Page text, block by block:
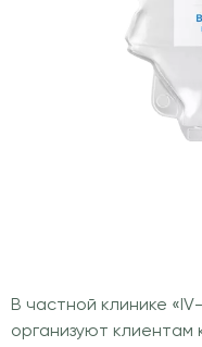
В частной клинике
организуют клиентам